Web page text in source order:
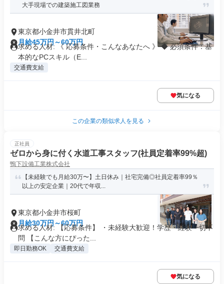
大手現場での建築施工図業務
東京都小金井市貫井北町
月給45万円～60万円
求める人材: 《 応募条件・こんなあなたへ 》 ◆ 必須条件：基
本的なPCスキル（E...
交通費支給
気になる
この企業の類似求人を見る
正社員
ゼロから身に付く水道工事スタッフ(社員定着率99%超)
鴨下設備工業株式会社
【未経験でも月給30万〜】土日休み｜社宅完備◎社員定着率99％
以上の安定企業｜20代で年収...
東京都小金井市桜町
月給30万円～60万円
求める人材: 【応募条件】 ・未経験大歓迎！学歴・経験一切不
問 【こんな方にぴった...
即日勤務OK 交通費支給
気になる